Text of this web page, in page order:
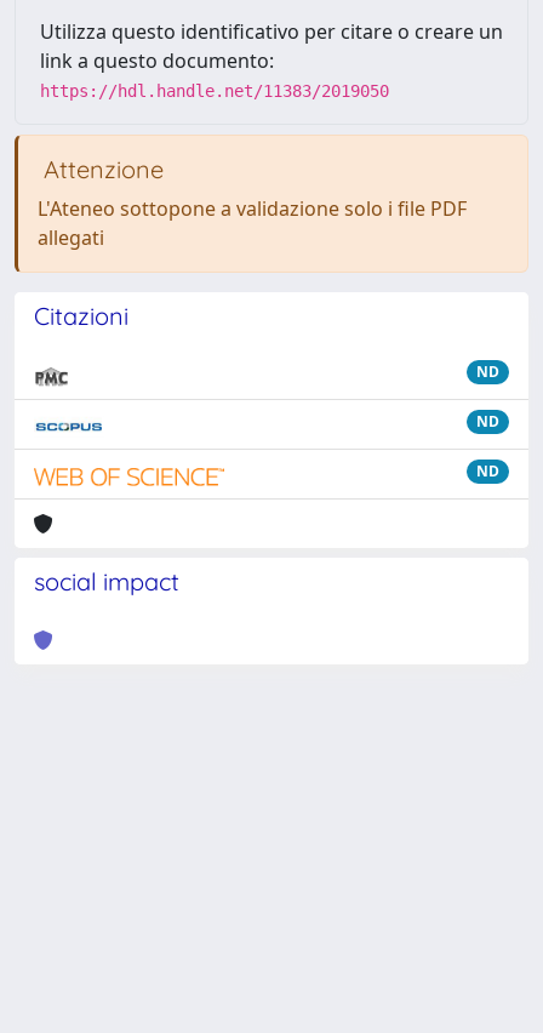
Utilizza questo identificativo per citare o creare un
link a questo documento:
https://hdl.handle.net/11383/2019050
Attenzione
L'Ateneo sottopone a validazione solo i file PDF
allegati
Citazioni
ND
ND
ND
social impact